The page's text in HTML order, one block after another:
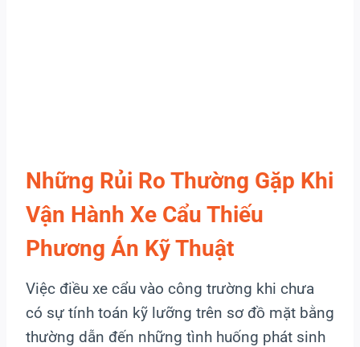
Những Rủi Ro Thường Gặp Khi
Vận Hành Xe Cẩu Thiếu
Phương Án Kỹ Thuật
Việc điều xe cẩu vào công trường khi chưa
có sự tính toán kỹ lưỡng trên sơ đồ mặt bằng
thường dẫn đến những tình huống phát sinh